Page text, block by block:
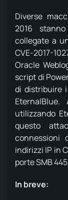
Diverse
2016
collegate a
CVE-2017-
Oracle
script di
di distribuire
EternalBlue.
utilizzando
questo
connessioni
indirizzi IP in
porte SMB
In breve: